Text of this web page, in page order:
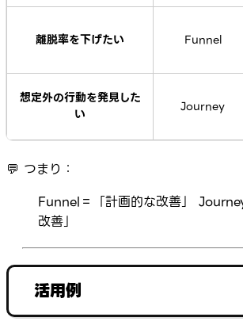
離脱率を下げたい Funnel
想定外の行動を発見した
い
Journey
💬 つまり：
Funnel＝「計画的な改善」
改善」
活用例